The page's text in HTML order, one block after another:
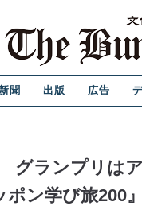
聞 出版 広告
グランプリは
ン学び旅200』